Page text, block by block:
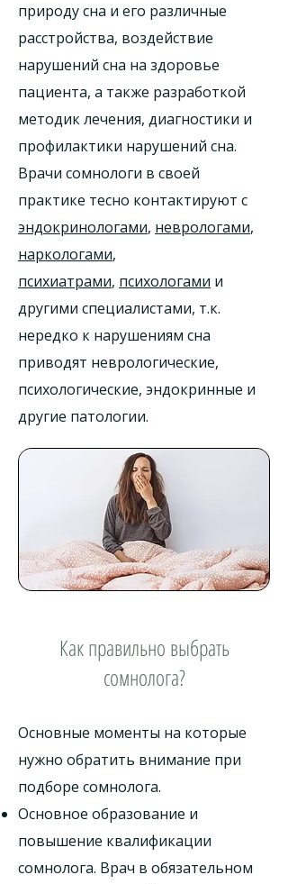
природу сна и его различные
расстройства, воздействие
нарушений сна на здоровье
пациента, а также разработкой
методик лечения, диагностики и
профилактики нарушений сна.
Врачи сомнологи в своей
практике тесно контактируют с
эндокринологами, неврологами,
наркологами,
психиатрами, психологами и
другими специалистами, т.к.
нередко к нарушениям сна
приводят неврологические,
психологические, эндокринные и
другие патологии.
Как правильно выбрать
сомнолога?
Основные моменты на которые
нужно обратить внимание при
подборе сомнолога.
Основное образование и
повышение квалификации
сомнолога. Врач в обязательном